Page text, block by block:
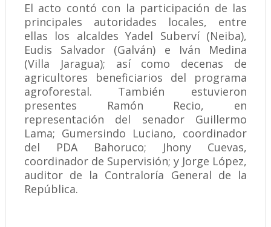
El acto contó con la participación de las
principales autoridades locales, entre
ellas los alcaldes Yadel Suberví (Neiba),
Eudis Salvador (Galván) e Iván Medina
(Villa Jaragua); así como decenas de
agricultores beneficiarios del programa
agroforestal. También estuvieron
presentes Ramón Recio, en
representación del senador Guillermo
Lama; Gumersindo Luciano, coordinador
del PDA Bahoruco; Jhony Cuevas,
coordinador de Supervisión; y Jorge López,
auditor de la Contraloría General de la
República.